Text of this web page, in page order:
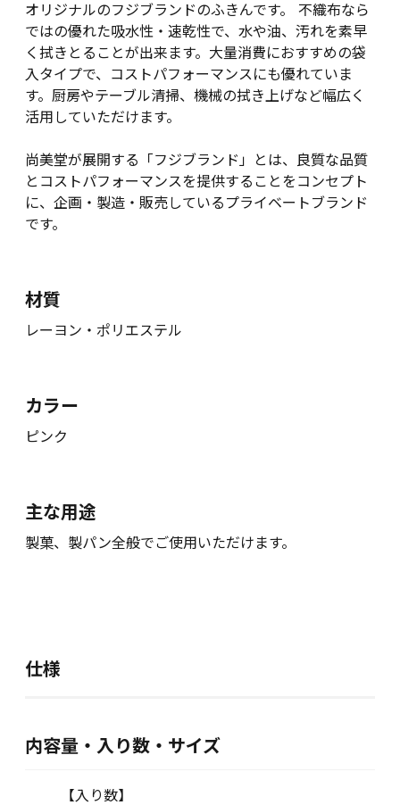
オリジナルのフジブランドのふきんです。 不織布なら
ではの優れた吸水性・速乾性で、水や油、汚れを素早
く拭きとることが出来ます。大量消費におすすめの袋
入タイプで、コストパフォーマンスにも優れていま
す。厨房やテーブル清掃、機械の拭き上げなど幅広く
活用していただけます。
尚美堂が展開する「フジブランド」とは、良質な品質
とコストパフォーマンスを提供することをコンセプト
に、企画・製造・販売しているプライベートブランド
です。
材質
レーヨン・ポリエステル
カラー
ピンク
主な用途
製菓、製パン全般でご使用いただけます。
仕様
内容量・入り数・サイズ
【入り数】